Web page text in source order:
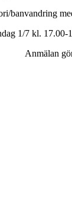
banvandring
1/7 kl. 17.00-
Anmälan